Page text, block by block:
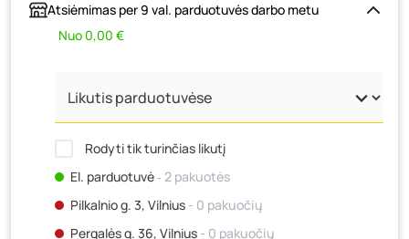
Atsiėmimas per 9 val. parduotuvės darbo metu
Nuo 0,00 €
Rodyti tik turinčias likutį
El. parduotuvė‐ 2 pakuotės
Pilkalnio g. 3, Vilnius - 0 pakuočių
Pergalės g. 36, Vilnius - 0 pakuočių